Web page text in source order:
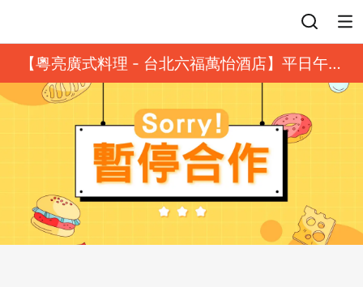
【粵亮廣式料理 - 台北六福萬怡酒店】平日午餐
8 折起｜靓港點套餐